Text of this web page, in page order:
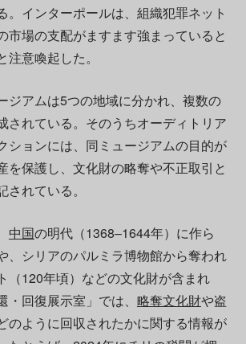
。インターポールは、組織犯罪ネット
市場の支配がますます強まっていると
意喚起した。
ジアムは5つの地域に分かれ、複数の
されている。そのうちオーディトリア
ションには、同ミュージアムの目的が
を保護し、文化財の略奪や不正取引と
れている。
中国の明代（1368–1644年）に作ら
、シリアのパルミラ博物館から奪われ
（120年頃）などの文化財が含まれ
・回復展示室」では、 略奪文化財や盗
のように回収されたかに関する情報が